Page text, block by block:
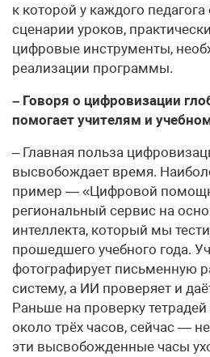
к которой у каждого педагога
сценарии уроков,
цифровые инструменты,
реализации программы.
– Говоря о цифровизации
помогает учителям и
– Главная польза
высвобождает время.
пример — «Цифровой
региональный сервис на
интеллекта, который мы
прошедшего учебного года.
фотографирует письменную
систему, а ИИ проверяет и
Раньше на проверку тетрадей
около трёх часов, сейчас —
эти высвобожденные часы